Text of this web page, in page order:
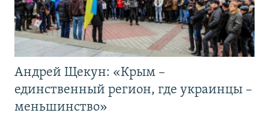
Андрей Щекун: «Крым –
единственный регион, где украинцы –
меньшинство»